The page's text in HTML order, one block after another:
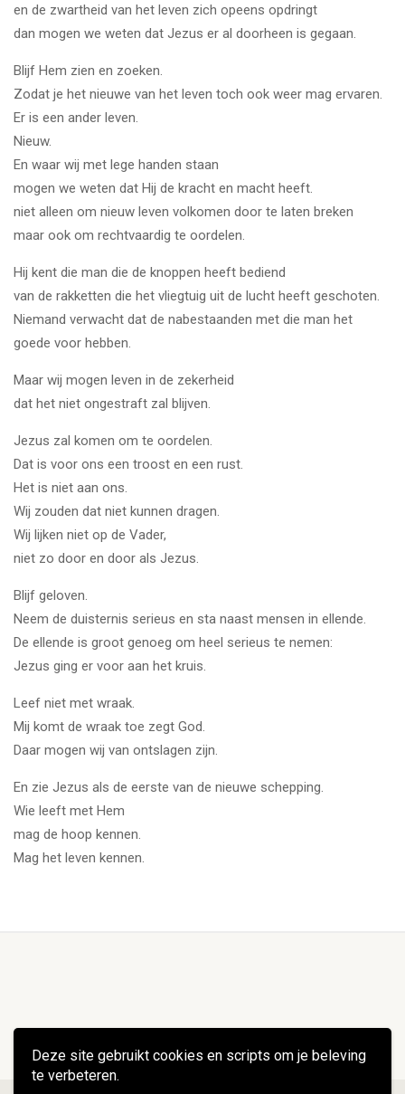
Deze site gebruikt cookies en scripts om je beleving
te verbeteren.
en de zwartheid van het leven zich opeens opdringt
dan mogen we weten dat Jezus er al doorheen is gegaan.
Blijf Hem zien en zoeken.
Zodat je het nieuwe van het leven toch ook weer mag ervaren.
Er is een ander leven.
Nieuw.
En waar wij met lege handen staan
mogen we weten dat Hij de kracht en macht heeft.
niet alleen om nieuw leven volkomen door te laten breken
maar ook om rechtvaardig te oordelen.
Hij kent die man die de knoppen heeft bediend
van de rakketten die het vliegtuig uit de lucht heeft geschoten.
Niemand verwacht dat de nabestaanden met die man het
goede voor hebben.
Maar wij mogen leven in de zekerheid
dat het niet ongestraft zal blijven.
Jezus zal komen om te oordelen.
Dat is voor ons een troost en een rust.
Het is niet aan ons.
Wij zouden dat niet kunnen dragen.
Wij lijken niet op de Vader,
niet zo door en door als Jezus.
Blijf geloven.
Neem de duisternis serieus en sta naast mensen in ellende.
De ellende is groot genoeg om heel serieus te nemen:
Jezus ging er voor aan het kruis.
Leef niet met wraak.
Mij komt de wraak toe zegt God.
Daar mogen wij van ontslagen zijn.
En zie Jezus als de eerste van de nieuwe schepping.
Wie leeft met Hem
mag de hoop kennen.
Mag het leven kennen.